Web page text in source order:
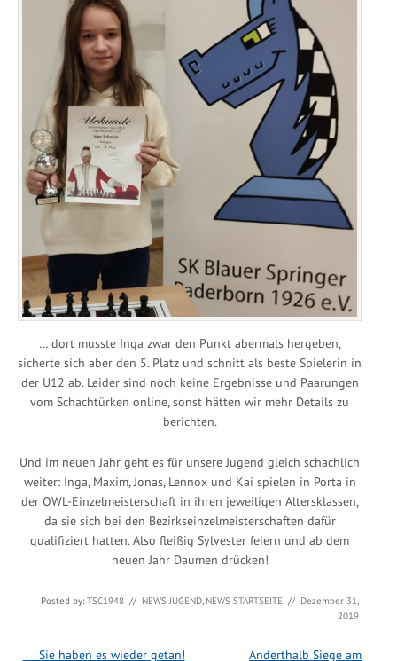
… dort musste Inga zwar den Punkt abermals hergeben,
sicherte sich aber den 5. Platz und schnitt als beste Spielerin in
der U12 ab. Leider sind noch keine Ergebnisse und Paarungen
vom Schachtürken online, sonst hätten wir mehr Details zu
berichten.
Und im neuen Jahr geht es für unsere Jugend gleich schachlich
weiter: Inga, Maxim, Jonas, Lennox und Kai spielen in Porta in
der OWL-Einzelmeisterschaft in ihren jeweiligen Altersklassen,
da sie sich bei den Bezirkseinzelmeisterschaften dafür
qualifiziert hatten. Also fleißig Sylvester feiern und ab dem
neuen Jahr Daumen drücken!
Posted by: TSC1948 // NEWS JUGEND NEWS STARTSEITE // Dezember 31,
2019
Post navigation
← Sie haben es wieder getan!
Anderthalb Siege am